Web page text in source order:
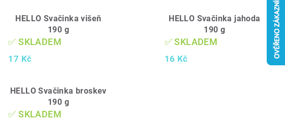
HELLO Svačinka višeň
190 g
✅ SKLADEM
17 Kč
HELLO Svačinka jahoda
190 g
✅ SKLADEM
16 Kč
HELLO Svačinka broskev
190 g
✅ SKLADEM